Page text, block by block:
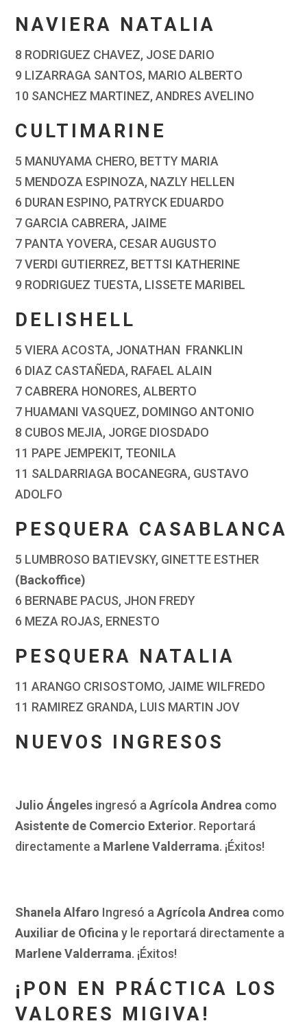
NAVIERA NATALIA
8 RODRIGUEZ CHAVEZ, JOSE DARIO
9 LIZARRAGA SANTOS, MARIO ALBERTO
10 SANCHEZ MARTINEZ, ANDRES AVELINO
CULTIMARINE
5 MANUYAMA CHERO, BETTY MARIA
5 MENDOZA ESPINOZA, NAZLY HELLEN
6 DURAN ESPINO, PATRYCK EDUARDO
7 GARCIA CABRERA, JAIME
7 PANTA YOVERA, CESAR AUGUSTO
7 VERDI GUTIERREZ, BETTSI KATHERINE
9 RODRIGUEZ TUESTA, LISSETE MARIBEL
DELISHELL
5 VIERA ACOSTA, JONATHAN FRANKLIN
6 DIAZ CASTAÑEDA, RAFAEL ALAIN
7 CABRERA HONORES, ALBERTO
7 HUAMANI VASQUEZ, DOMINGO ANTONIO
8 CUBOS MEJIA, JORGE DIOSDADO
11 PAPE JEMPEKIT, TEONILA
11 SALDARRIAGA BOCANEGRA, GUSTAVO
ADOLFO
PESQUERA CASABLANCA
5 LUMBROSO BATIEVSKY, GINETTE ESTHER
(Backoffice)
6 BERNABE PACUS, JHON FREDY
6 MEZA ROJAS, ERNESTO
PESQUERA NATALIA
11 ARANGO CRISOSTOMO, JAIME WILFREDO
11 RAMIREZ GRANDA, LUIS MARTIN JOV
NUEVOS INGRESOS
Julio Ángeles ingresó aAgrícola Andrea como
Asistente de Comercio Exterior. Reportará
directamente a Marlene Valderrama. ¡Éxitos!
Shanela Alfaro Ingresó aAgrícola Andrea como
Auxiliar de Oficina y le reportará directamente a
Marlene Valderrama. ¡Éxitos!
¡PON EN PRÁCTICA LOS
VALORES MIGIVA!